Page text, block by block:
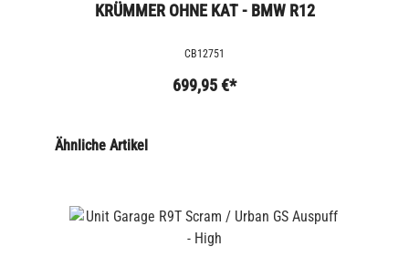
KRÜMMER OHNE KAT - BMW R12
CB12751
699,95 €*
Ähnliche Artikel